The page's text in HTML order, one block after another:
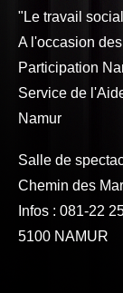
"Le travail
A l'occasion
Participation
Service de
Namur
Salle de
Chemin des
Infos : 081-22
5100 NAMUR